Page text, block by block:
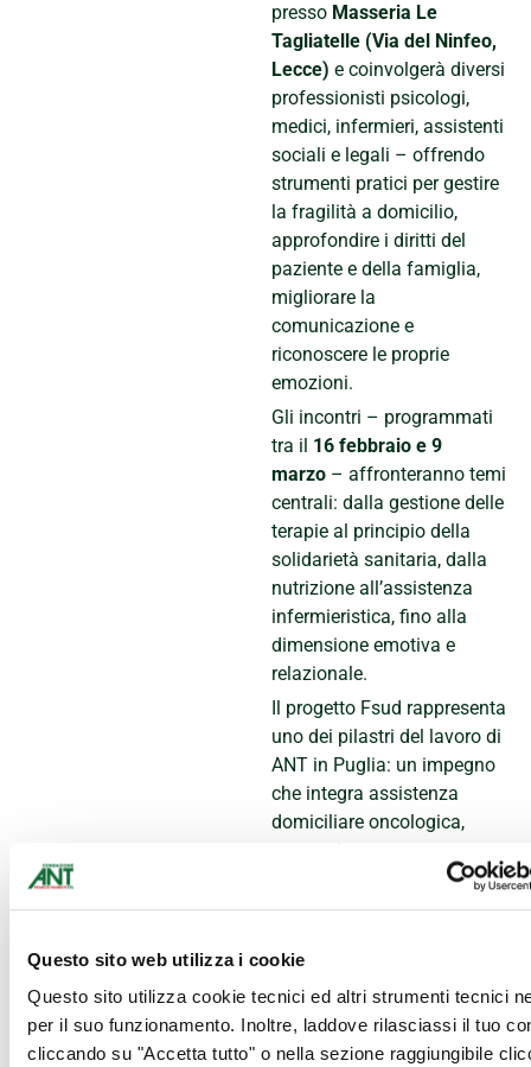
Questo sito web utilizza i cookie
Questo sito utilizza cookie tecnici ed altri strumenti tecnici
per il suo funzionamento. Inoltre, laddove rilasciassi il tuo
cliccando su "Accetta tutto" o nella sezione raggiungibile
presso Masseria Le
Tagliatelle (Via del Ninfeo,
Lecce) e coinvolgerà diversi
professionisti psicologi,
medici, infermieri, assistenti
sociali e legali – offrendo
strumenti pratici per gestire
la fragilità a domicilio,
approfondire i diritti del
paziente e della famiglia,
migliorare la
comunicazione e
riconoscere le proprie
emozioni.
Gli incontri – programmati
tra il 16 febbraio e 9
marzo – affronteranno temi
centrali: dalla gestione delle
terapie al principio della
solidarietà sanitaria, dalla
nutrizione all’assistenza
infermieristica, fino alla
dimensione emotiva e
relazionale.
Il progetto Fsud rappresenta
uno dei pilastri del lavoro di
ANT in Puglia: un impegno
che integra assistenza
domiciliare oncologica,
prevenzione, sostegno
psicologico e formazione,
con l’obiettivo di migliorare
pazienti e delle loro
famiglie.
La partecipazione è
gratuita. Per iscrizioni: